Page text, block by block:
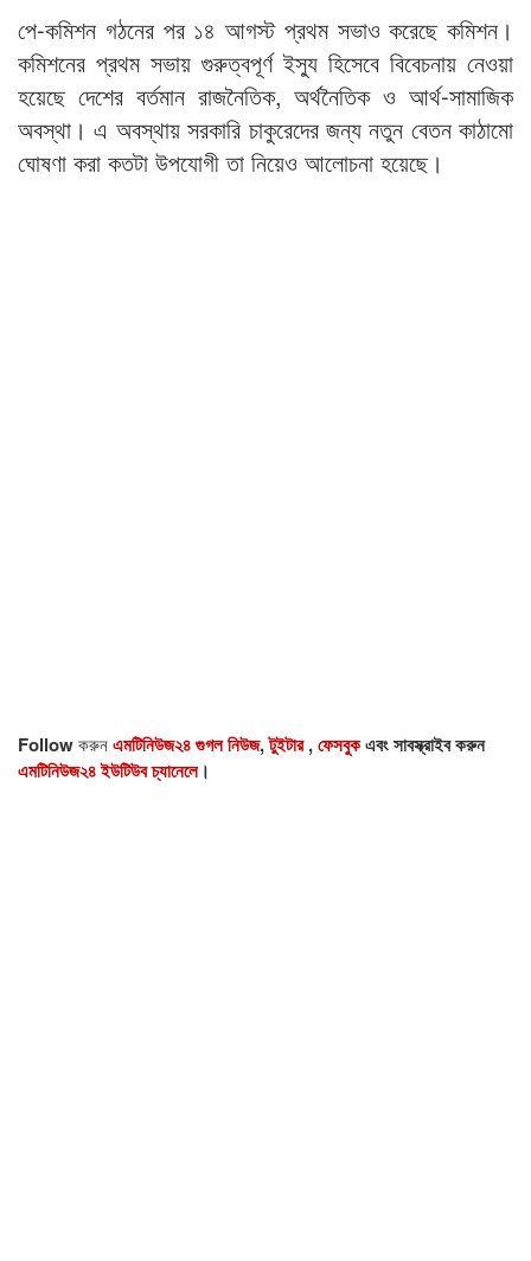
পে-কমিশন গঠনের পর ১৪ আগস্ট প্রথম সভাও করেছে কমিশন।
কমিশনের প্রথম সভায় গুরুত্বপূর্ণ ইস্যু হিসেবে বিবেচনায় নেওয়া
হয়েছে দেশের বর্তমান রাজনৈতিক, অর্থনৈতিক ও আর্থ-সামাজিক
অবস্থা। এ অবস্থায় সরকারি চাকুরেদের জন্য নতুন বেতন কাঠামো
ঘোষণা করা কতটা উপযোগী তা নিয়েও আলোচনা হয়েছে।
Followকরুনএমটিনিউজ২৪ গুগল নিউজ,টুইটার,ফেসবুকএবং সাবস্ক্রাইব করুন
এমটিনিউজ২৪ ইউটিউব চ্যানেলে।